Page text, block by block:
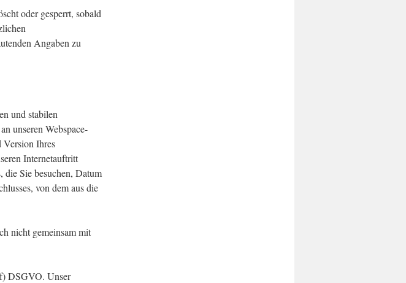
oder gesperrt, sobald
Angaben zu
und stabilen
unseren Webspace-
Version Ihres
Internetauftritt
die Sie besuchen, Datum
von dem aus die
nicht gemeinsam mit
DSGVO. Unser